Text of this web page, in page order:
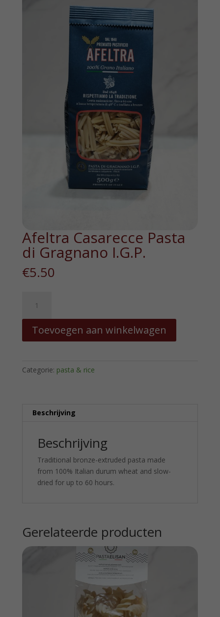
Afeltra Casarecce Pasta
di Gragnano I.G.P.
€5.50
Casarecce
Pasta
Gragnano
Toevoegen aan winkelwagen
Categorie: pasta & rice
Beschrijving
Beschrijving
Traditional bronze-extruded pasta made
from 100% Italian durum wheat and slow-
dried for up to 60 hours.
Gerelateerde producten